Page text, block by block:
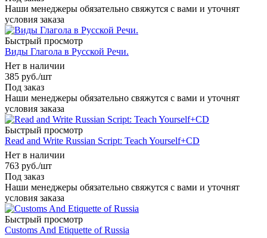
Наши менеджеры обязательно свяжутся с вами и уточнят
условия заказа
Быстрый просмотр
Виды Глагола в Русской Речи.
Нет в наличии
385 руб./шт
Под заказ
Наши менеджеры обязательно свяжутся с вами и уточнят
условия заказа
Быстрый просмотр
Read and Write Russian Script: Teach Yourself+CD
Нет в наличии
763 руб./шт
Под заказ
Наши менеджеры обязательно свяжутся с вами и уточнят
условия заказа
Быстрый просмотр
Customs And Etiquette of Russia